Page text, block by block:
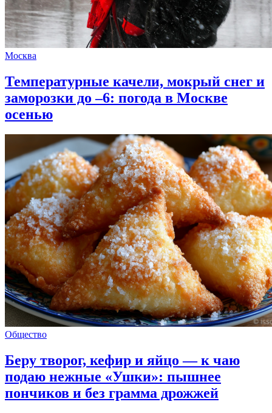
Москва
Температурные качели, мокрый снег и
заморозки до –6: погода в Москве
осенью
Общество
Беру творог, кефир и яйцо — к чаю
подаю нежные «Ушки»: пышнее
пончиков и без грамма дрожжей